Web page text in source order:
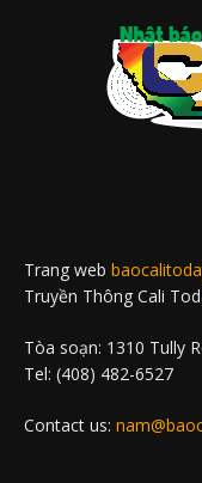
Trang web
Truyền Thông Cali
Tòa soạn: 1310 Tully
Tel: (408) 482-6527
Contact us: